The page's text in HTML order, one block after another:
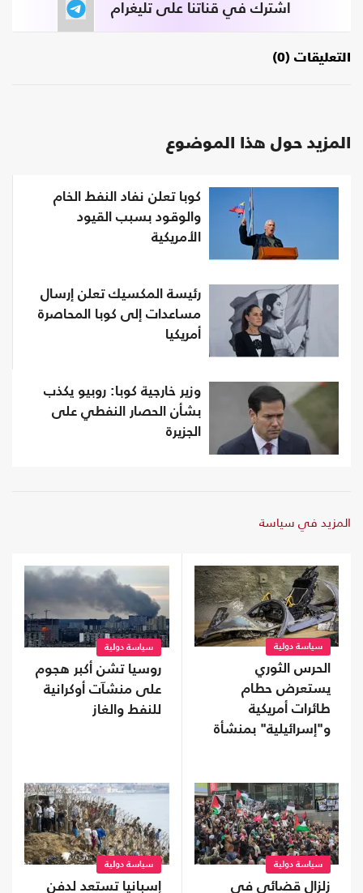
اشترك في قناتنا على تليغرام
التعليقات (0)
المزيد حول هذا الموضوع
كوبا تعلن نفاد النفط الخام
والوقود بسبب القيود
الأمريكية
رئيسة المكسيك تعلن إرسال
مساعدات إلى كوبا المحاصرة
أمريكيا
وزير خارجية كوبا: روبيو يكذب
بشأن الحصار النفطي على
الجزيرة
المزيد في سياسة
سياسة دولية
الحرس الثوري
يستعرض حطام
طائرات أمريكية
و"إسرائيلية" بمنشأة
سياسة دولية
روسيا تشن أكبر هجوم
على منشآت أوكرانية
للنفط والغاز
سياسة دولية
زلزال قضائي في
سياسة دولية
إسبانيا تستعد لدفن